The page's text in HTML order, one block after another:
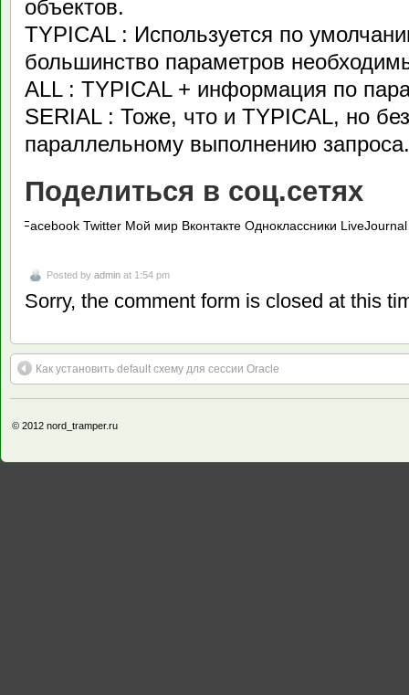
объектов.
TYPICAL : Используется по
большинство параметров
ALL : TYPICAL + информация по
SERIAL : Тоже, что и TYPICAL, но
параллельному выполнению запроса.
Поделиться в соц.сетях
Facebook Twitter Мой мир Вконтакте Одноклассники LiveJournal
Posted by admin at 1:54 pm
Sorry, the comment form is closed at this
Как установить default схему для сессии Oracle
© 2012 nord_tramper.ru